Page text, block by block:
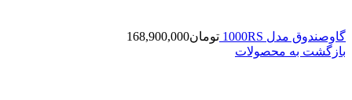
گاوصندوق مدل 1000RS تومان168,900,000
بازگشت به محصولات